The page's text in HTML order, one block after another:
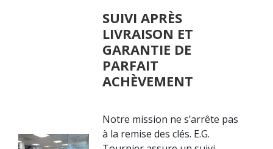
SUIVI APRÈS
LIVRAISON ET
GARANTIE DE
PARFAIT
ACHÈVEMENT
Notre mission ne s’arrête pas
à la remise des clés. E.G.